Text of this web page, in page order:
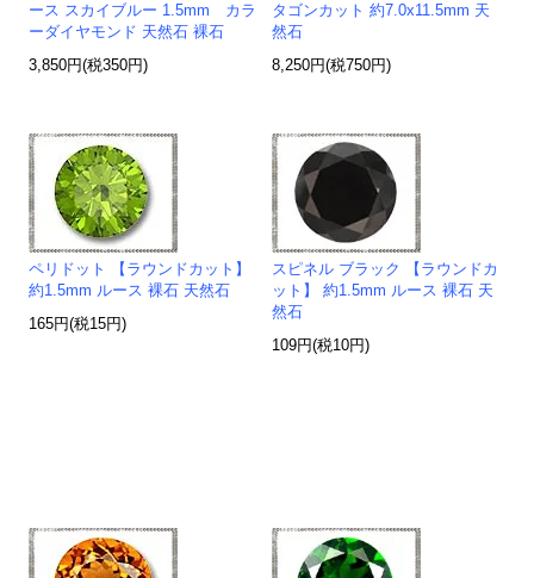
ース スカイブルー 1.5mm カラ
ーダイヤモンド 天然石 裸石
3,850円(税350円)
タゴンカット 約7.0x11.5mm 天
然石
8,250円(税750円)
ペリドット 【ラウンドカット】
約1.5mm ルース 裸石 天然石
165円(税15円)
スピネル ブラック 【ラウンドカ
ット】 約1.5mm ルース 裸石 天
然石
109円(税10円)